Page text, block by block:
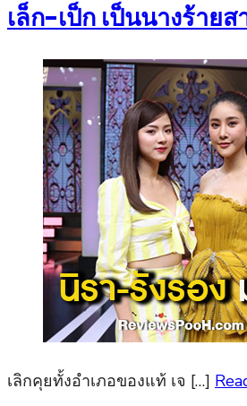
เล็ก-เป็ก เป็นนางร้าย
เลิกคุยทั้งอำเภอของแท้ เจ […]